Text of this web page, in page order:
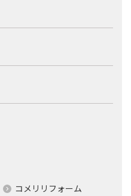
コメリリフォーム